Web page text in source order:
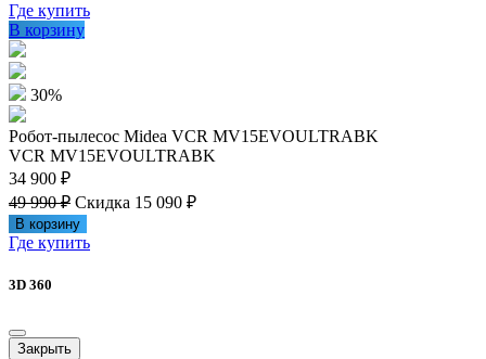
Где купить
В корзину
30%
Робот-пылесос Midea VCR MV15EVOULTRABK
VCR MV15EVOULTRABK
34 900 ₽
49 990 ₽ Скидка 15 090 ₽
В корзину
Где купить
3D 360
Закрыть